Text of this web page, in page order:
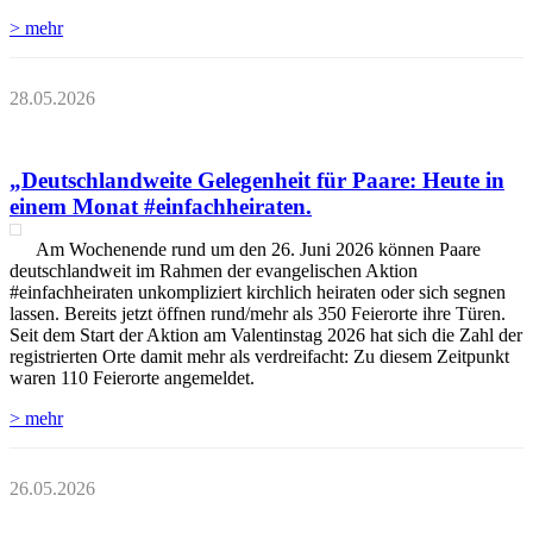
> mehr
28.05.2026
„Deutschlandweite Gelegenheit für Paare: Heute in
einem Monat #einfachheiraten.
Am Wochenende rund um den 26. Juni 2026 können Paare
deutschlandweit im Rahmen der evangelischen Aktion
#einfachheiraten unkompliziert kirchlich heiraten oder sich segnen
lassen. Bereits jetzt öffnen rund/mehr als 350 Feierorte ihre Türen.
Seit dem Start der Aktion am Valentinstag 2026 hat sich die Zahl der
registrierten Orte damit mehr als verdreifacht: Zu diesem Zeitpunkt
waren 110 Feierorte angemeldet.
> mehr
26.05.2026